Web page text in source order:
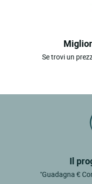
Se trovi un
Il
"Guadagna €